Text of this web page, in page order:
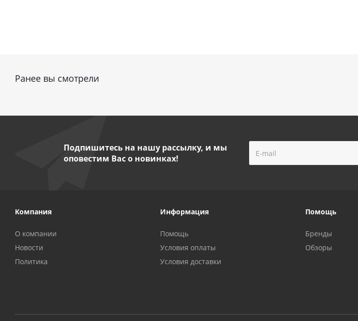
Ранее вы смотрели
Подпишитесь на нашу рассылку, и мы
оповестим Вас о новинках!
Компания
О компании
Новости
Политика
Информация
Помощь
Условия оплаты
Условия доставки
Помощь
Бренды
Обзоры